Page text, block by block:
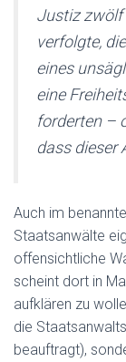
Justiz zwölf
verfolgte,
eines
eine
forderten –
dass dieser
Auch im
Staatsanwälte
offensichtliche
scheint dort in
aufklären zu
die
beauftragt),